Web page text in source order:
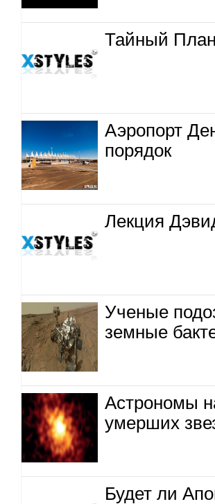
Тайный
Аэропорт
порядок
Лекция
Ученые
земные
Астрономы
умерших
Будет ли